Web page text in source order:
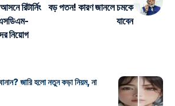
রিটার্নিং
নিয়োগ
বড় পতন! কারণ জানলে চমকে
যাবেন
জারি হলো নতুন কড়া নিয়ম, না